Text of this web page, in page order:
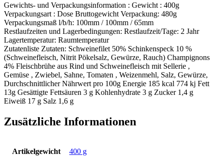
Gewichts- und Verpackungsinformation : Gewicht : 400g
Verpackungsart : Dose Bruttogewicht Verpackung: 480g
Verpackungsmaß l/b/h: 100mm / 100mm / 65mm
Restlaufzeiten und Lagerbedingungen: Restlaufzeit/Tage: 2 Jahr
Lagertemperatur: Raumtemperatur
Zutatenliste Zutaten: Schweinefilet 50% Schinkenspeck 10 %
(Schweinefleisch, Nitrit Pökelsalz, Gewürze, Rauch) Champignons
4% Fleischbrühe aus Rind und Schweinefleisch mit Sellerie ,
Gemüse , Zwiebel, Sahne, Tomaten , Weizenmehl, Salz, Gewürze,
Durchschnittlicher Nährwert pro 100g Energie 185 kcal 774 kj Fett
13g Gesättigte Fettsäuren 3 g Kohlenhydrate 3 g Zucker 1,4 g
Eiweiß 17 g Salz 1,6 g
Zusätzliche Informationen
Artikelgewicht ‎400 g